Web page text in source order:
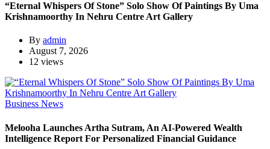
“Eternal Whispers Of Stone” Solo Show Of Paintings By Uma
Krishnamoorthy In Nehru Centre Art Gallery
By admin
August 7, 2026
12 views
Business News
Melooha Launches Artha Sutram, An AI-Powered Wealth
Intelligence Report For Personalized Financial Guidance